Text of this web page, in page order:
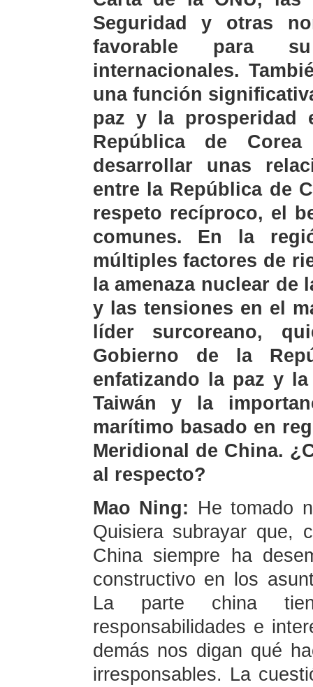
Seguridad y otras
favorable para
internacionales.
una función
paz y la
República de
desarrollar unas
entre la República de
respeto recíproco, el
comunes. En la
múltiples factores de
la amenaza nuclear de
y las tensiones en el
líder surcoreano,
Gobierno de la
enfatizando la paz y
Taiwán y la
marítimo basado en
Meridional de China.
al respecto?
Mao Ning: He tomado
Quisiera subrayar que,
China siempre ha
constructivo en los
La parte china
responsabilidades e
demás nos digan qué
irresponsables. La